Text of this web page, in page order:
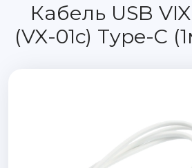
Кабель USB
(VX-01c) Type-C